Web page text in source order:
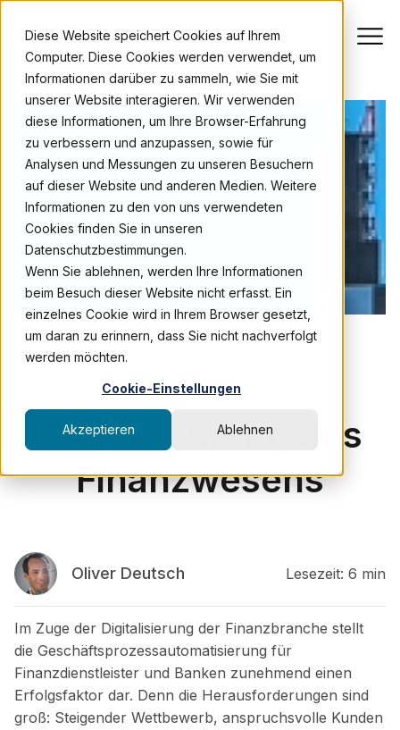
Diese Website speichert Cookies auf Ihrem
Computer. Diese Cookies werden verwendet, um
Informationen darüber zu sammeln, wie Sie mit
unserer Website interagieren. Wir verwenden
diese Informationen, um Ihre Browser-Erfahrung
zu verbessern und anzupassen, sowie für
Analysen und Messungen zu unseren Besuchern
auf dieser Website und anderen Medien. Weitere
Informationen zu den von uns verwendeten
Cookies finden Sie in unseren
Datenschutzbestimmungen.
Wenn Sie ablehnen, werden Ihre Informationen
beim Besuch dieser Website nicht erfasst. Ein
einzelnes Cookie wird in Ihrem Browser gesetzt,
um daran zu erinnern, dass Sie nicht nachverfolgt
werden möchten.
Cookie-Einstellungen
Akzeptieren Ablehnen
Digitalisierung des
Finanzwesens
Oliver Deutsch Lesezeit: 6 min
Im Zuge der Digitalisierung der Finanzbranche stellt
die Geschäftsprozessautomatisierung für
Finanzdienstleister und Banken zunehmend einen
Erfolgsfaktor dar. Denn die Herausforderungen sind
groß: Steigender Wettbewerb, anspruchsvolle Kunden